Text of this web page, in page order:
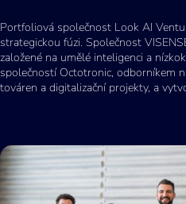
Portfoliová společnost Look AI
strategickou fúzi. Společnost
založené na umělé inteligenci a
společností Octotronic, odborníkem
továren a digitalizační projekty, a